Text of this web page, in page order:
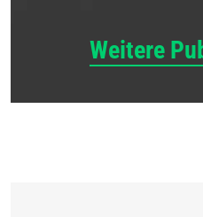
Weitere